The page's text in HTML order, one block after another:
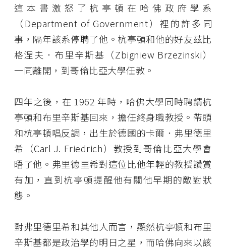
這本書激怒了杭亭頓在哈佛政府學系
（Department of Government）裡的許多同
事，隔年該系停聘了他。杭亭頓和他的好友茲比
格涅夫．布里辛斯基（Zbigniew Brzezinski）
一同離開，到哥倫比亞大學任教。
四年之後，在 1962 年時，哈佛大學同時聘請杭
亭頓和布里辛斯基回來，擔任終身職教授。帶頭
和杭亭頓唱反調，出生於德國的卡爾．弗里德里
希（Carl J. Friedrich）教授到哥倫比亞大學會
晤了他。弗里德里希對這位比他年輕的教授讚賞
有加，直到杭亭頓提醒他有關他早期的敵對狀
態。
對弗里德里希和其他人而言，顯然杭亭頓和布里
辛斯基都是政治學的明日之星，而哈佛向來以該